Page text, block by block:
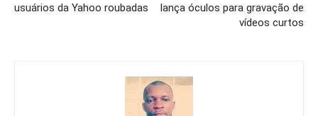
usuários da Yahoo roubadas
lança óculos para gravação de
vídeos curtos